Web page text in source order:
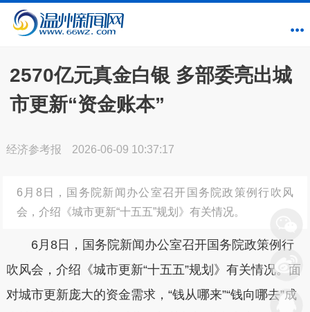
2570亿元真金白银 多部委亮出城
市更新“资金账本”
经济参考报 2026-06-09 10:37:17
6月8日，国务院新闻办公室召开国务院政策例行吹风
会，介绍《城市更新“十五五”规划》有关情况。
6月8日，国务院新闻办公室召开国务院政策例行
吹风会，介绍《城市更新“十五五”规划》有关情况。面
对城市更新庞大的资金需求，“钱从哪来”“钱向哪去”成